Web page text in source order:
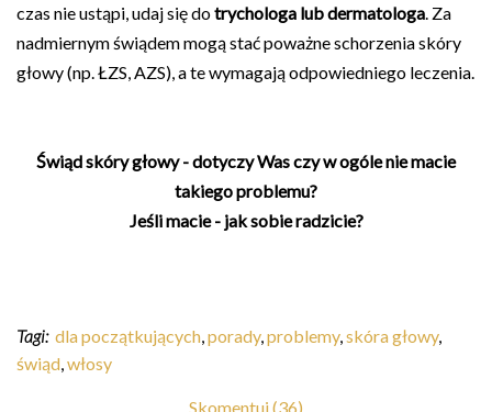
czas nie ustąpi, udaj się dotrychologa lub dermatologa . Za
nadmiernym świądem mogą stać poważne schorzenia skóry
głowy (np. ŁZS, AZS), a te wymagają odpowiedniego leczenia.
Świąd skóry głowy - dotyczy Was czy w ogóle nie macie
takiego problemu?
Jeśli macie - jak sobie radzicie?
Tagi: dla początkujących porady, problemy, skóra głowy,
świąd włosy
Skomentuj (36)